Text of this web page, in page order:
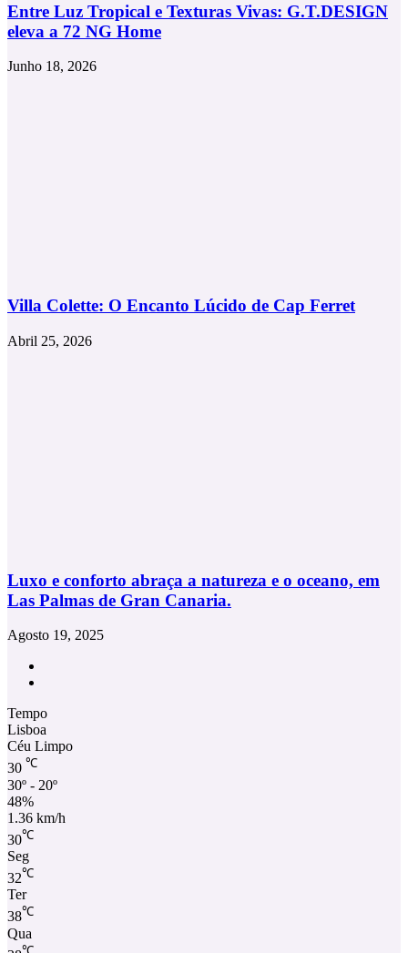
Entre Luz Tropical e Texturas Vivas: G.T.DESIGN
eleva a 72 NG Home
Junho 18, 2026
Villa Colette: O Encanto Lúcido de Cap Ferret
Abril 25, 2026
Luxo e conforto abraça a natureza e o oceano, em
Las Palmas de Gran Canaria.
Agosto 19, 2025
Tempo
Lisboa
Céu Limpo
30 ℃
30º - 20º
48%
1.36 km/h
30℃
Seg
32℃
Ter
38℃
Qua